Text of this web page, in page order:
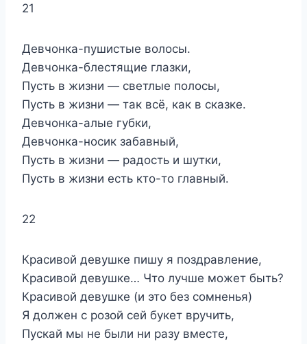
21
Девчонка-пушистые волосы.
Девчонка-блестящие глазки,
Пусть в жизни — светлые полосы,
Пусть в жизни — так всё, как в сказке.
Девчонка-алые губки,
Девчонка-носик забавный,
Пусть в жизни — радость и шутки,
Пусть в жизни есть кто-то главный.
22
Красивой девушке пишу я поздравление,
Красивой девушке… Что лучше может быть?
Красивой девушке (и это без сомненья)
Я должен с розой сей букет вручить,
Пускай мы не были ни разу вместе,